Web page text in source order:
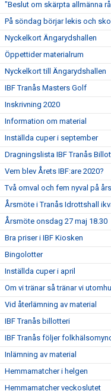
"Beslut om skärpta allmänna
På söndag börjar lekis och
Nyckelkort Ängarydshallen
Öppettider materialrum
Nyckelkort till Ängarydshallen
IBF Tranås Masters Golf
Inskrivning 2020
Information om material
Inställda cuper i september
Dragningslista IBF Tranås
Vem blev Årets IBF:are 2020?
Två omval och fem nyval på
Årsmöte i Tranås Idrottshall
Årsmöte onsdag 27 maj 18.30
Bra priser i IBF Kiosken
Bingolotter
Inställda cuper i april
Om vi tränar så tränar vi
Vid återlämning av material
IBF Tranås billotteri
IBF Tranås följer
Inlämning av material
Hemmamatcher i helgen
Hemmamatcher veckoslutet